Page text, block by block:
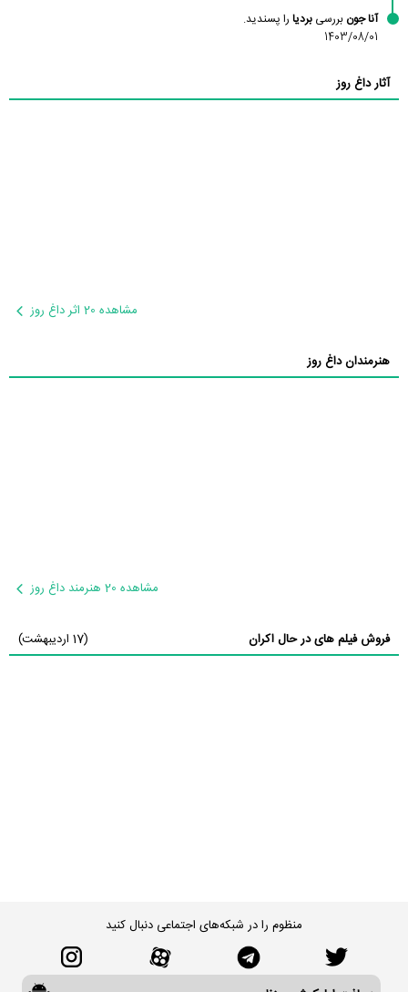
آنا جون بررسی بردیا را پسندید.
1403/08/01
آثار داغ روز
مشاهده 20 اثر داغ روز
هنرمندان داغ روز
مشاهده 20 هنرمند داغ روز
فروش فیلم های در حال اکران (17 اردیبهشت)
منظوم را در شبکه‌های اجتماعی دنبال کنید